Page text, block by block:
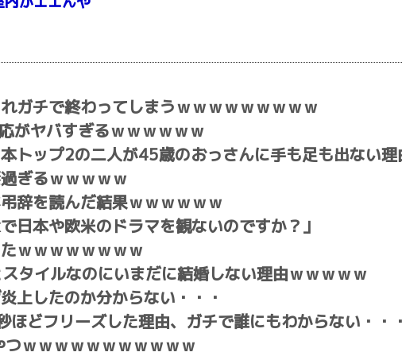
ガチで終わってしまうｗｗｗｗｗｗｗｗｗ
がヤバすぎるｗｗｗｗｗｗ
トップ2の二人が45歳のおっさんに手も足も出ない
ぎるｗｗｗｗｗ
辞を読んだ結果ｗｗｗｗｗｗ
本や欧米のドラマを観ないのですか？」
ｗｗｗｗｗｗｗｗ
タイルなのにいまだに結婚しない理由ｗｗｗｗｗ
上したのか分からない・・・
ほどフリーズした理由、ガチで誰にもわからない・・・
ｗｗｗｗｗｗｗｗｗｗｗ